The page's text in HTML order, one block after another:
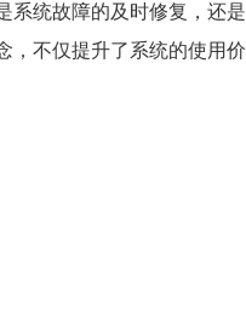
系统故障的及时修复，还是
，不仅提升了系统的使用价